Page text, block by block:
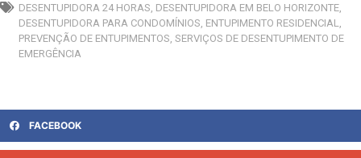
DESENTUPIDORA 24 HORAS DESENTUPIDORA EM BELO HORIZONTE
DESENTUPIDORA PARA CONDOMÍNIOS ENTUPIMENTO RESIDENCIAL
PREVENÇÃO DE ENTUPIMENTOS SERVIÇOS DE DESENTUPIMENTO DE
EMERGÊNCIA
FACEBOOK